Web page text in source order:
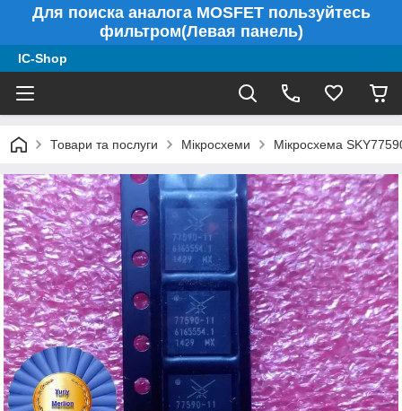
Для поиска аналога MOSFET пользуйтесь
фильтром(Левая панель)
IC-Shop
Товари та послуги Мікросхеми Мікросхема